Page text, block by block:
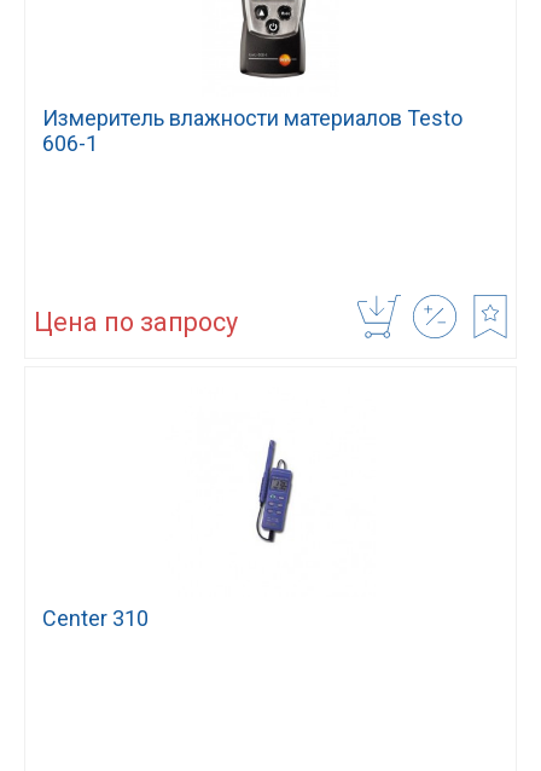
Измеритель влажности материалов Testo
606-1
Цена по запросу
Center 310